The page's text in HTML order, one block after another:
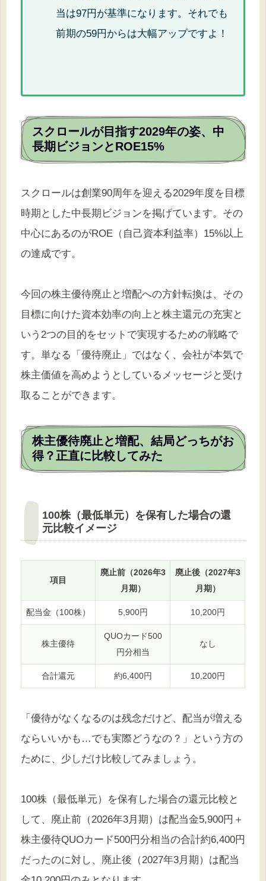
当は97円が基準になります。それでも
前期の59円からは大幅アップですよ！
スクロールが目指す2029年の姿、中
長期ビジョンとROE15%
スクロールは創業90周年を迎える2029年度を目標
時期とした中長期ビジョンを掲げています。その
中心にあるのがROE（自己資本利益率）15%以上
の達成です。
今回の株主優待廃止と増配への方針転換は、その
目標に向けた資本効率の向上と株主還元の充実と
いう2つの目的をセットで実現するための戦略で
す。単なる「優待廃止」ではなく、会社が本気で
株主価値を高めようとしているメッセージと受け
取ることができます。
株主優待廃止と増配、結局どっちがお
得？正直に比較してみた
100株（最低単元）を保有した場合の還
元比較イメージ
項目
廃止前（2026年3
月期）
廃止後（2027年3
月期）
配当金（100株） 5,900円 10,200円
株主優待
QUOカード500
円分相当
なし
合計還元 約6,400円 10,200円
「優待がなくなるのは残念だけど、配当が増える
ならいいかも…でも実際どうなの？」という方の
ために、少しだけ比較してみましょう。
100株（最低単元）を保有した場合の還元比較と
して、廃止前（2026年3月期）は配当金5,900円＋
株主優待QUOカード500円分相当の合計約6,400円
だったのに対し、廃止後（2027年3月期）は配当